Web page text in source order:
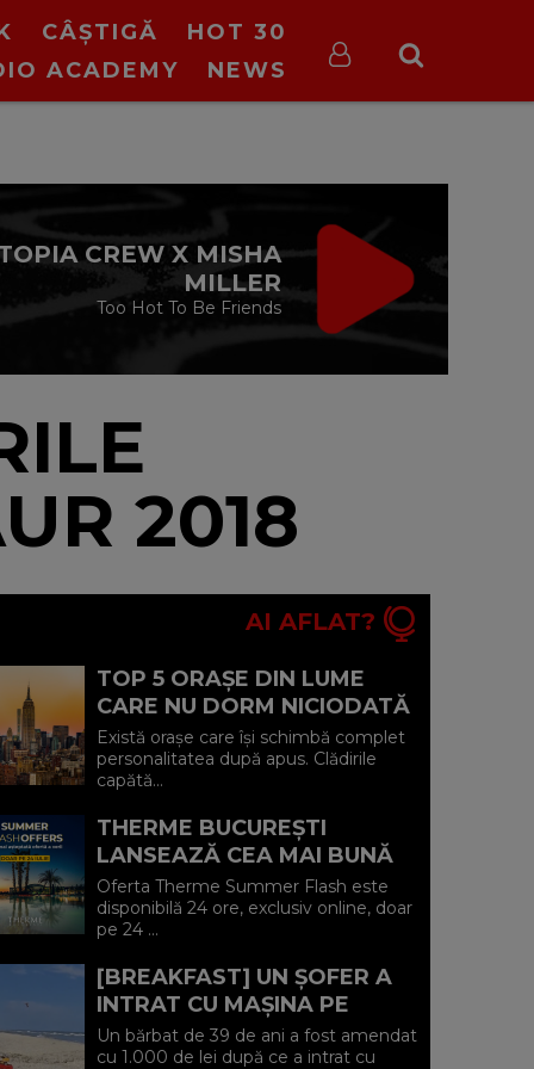
CÂȘTIGĂ
HOT 30
ACADEMY NEWS
VIRGIN RADIO
MUSIC
00:00 - 08:00
2018
AI AFLAT?
TOP 5 ORAȘE DIN LUME
CARE NU DORM NICIODATĂ
ȘI POVEȘTILE DIN SPATELE
CELOR MAI CELEBRE
BULEVARDE DE ...
Există orașe care își schimbă complet
personalitatea după apus. Clădirile
capătă...
THERME BUCUREȘTI
LANSEAZĂ CEA MAI BUNĂ
OFERTĂ A VERII: MINUS 20%
LA VOUCHERE, DOAR PE 24
IULIE (P)...
Oferta Therme Summer Flash este
disponibilă 24 ore, exclusiv online, doar
pe 24 ...
[BREAKFAST] UN ȘOFER A
INTRAT CU MAȘINA PE
PLAJA DIN VADU ȘI A FOST
AMENDAT.
Un bărbat de 39 de ani a fost amendat
cu 1.000 de lei după ce a intrat cu